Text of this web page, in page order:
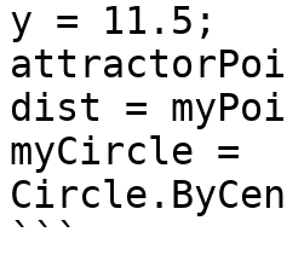
y = 11.5;
dist =
myCircle =
```